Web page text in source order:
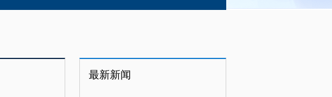
最新新闻